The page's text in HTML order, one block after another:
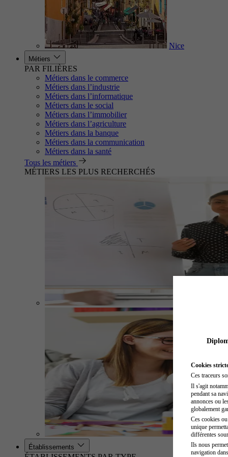
Nice
Métiers
PAR FILIÈRES
Métiers dans le commerce
Métiers dans l’industrie
Métiers dans l’informatique
Métiers dans le social
Métiers dans l’immobilier
Métiers dans l’agriculture
Métiers dans la banque
Métiers dans la communication
Métiers dans la santé
Tous les métiers
MÉTIERS LES PLUS RECHERCHÉS
Établissements
Cookies
Ces traceurs
Il s'agit
pendant sa
annonces ou
globalement
Ces cookies
unique
différentes
Ils nous
navigation